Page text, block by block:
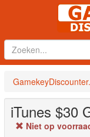
iTunes $30
Niet op